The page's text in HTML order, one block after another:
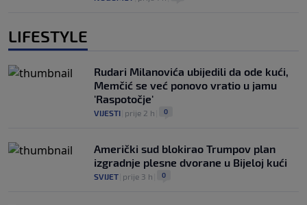
LIFESTYLE
Rudari Milanovića ubijedili da ode kući,
Memčić se već ponovo vratio u jamu
'Raspotočje'
VIJESTI prije 2 h 0
Američki sud blokirao Trumpov plan
izgradnje plesne dvorane u Bijeloj kući
SVIJET prije 3 h 0